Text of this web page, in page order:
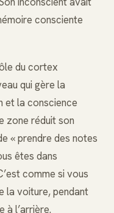
consciente
du cortex
qui gère la
et la conscience
zone réduit son
« prendre des notes
êtes dans
comme si vous
la voiture, pendant
à l’arrière.